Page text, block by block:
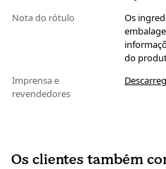
Nota do rótulo
Os
do
Imprensa e
revendedores
Os clientes também